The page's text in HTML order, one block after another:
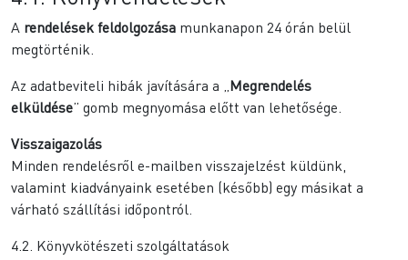
A rendelések feldolgozása munkanapon 24 órán belül
megtörténik.
Az adatbeviteli hibák javítására a „ Megrendelés
elküldése” gomb megnyomása előtt van lehetősége.
Visszaigazolás
Minden rendelésről e-mailben visszajelzést küldünk,
valamint kiadványaink esetében (később) egy másikat a
várható szállítási időpontról.
4.2. Könyvkötészeti szolgáltatások